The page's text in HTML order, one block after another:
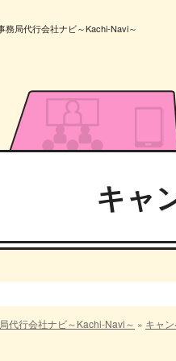
務局代行会社ナビ～Kachi-Navi～
キャ
代行会社ナビ～Kachi-Navi～ » キャ